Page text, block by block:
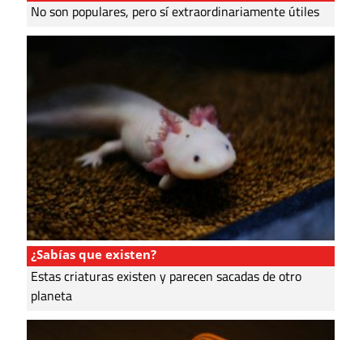
No son populares, pero sí extraordinariamente útiles
¿Sabías que existen?
Estas criaturas existen y parecen sacadas de otro
planeta